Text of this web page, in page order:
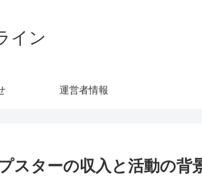
イン
運営者情報
スターの収入と活動の背